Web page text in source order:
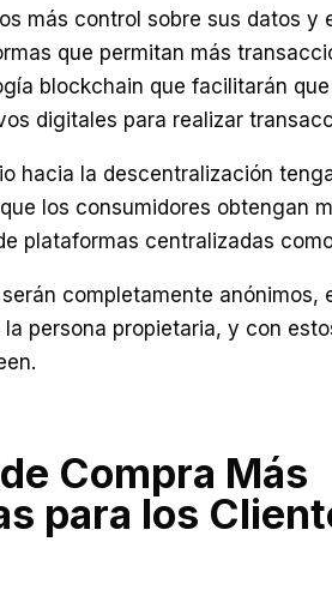
más control sobre sus datos y
que permitan más
blockchain que facilitarán
digitales para realizar
hacia la descentralización
los consumidores obtengan
plataformas centralizadas
completamente anónimos,
persona propietaria, y con
Compra Más
para los